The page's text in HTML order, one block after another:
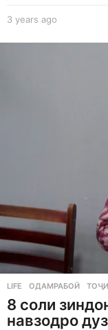
3 years ago
e
LIFE ОДАМРАБОӢ ,
8 соли
навзодро